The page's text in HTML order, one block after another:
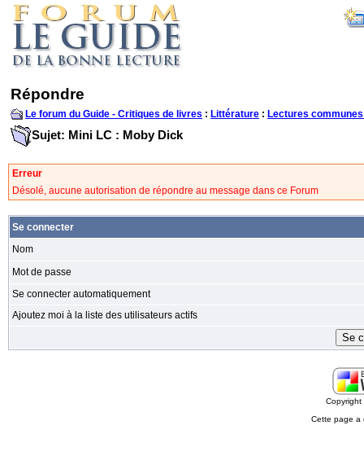
Répondre
Le forum du Guide - Critiques de livres : Littérature : Lectures
Sujet: Mini LC : Moby Dick
Erreur
Désolé, aucune autorisation de répondre au message dans ce Forum
Se connecter
Nom
Mot de passe
Se connecter automatiquement
Ajoutez moi à la liste des utilisateurs actifs
Cette page a